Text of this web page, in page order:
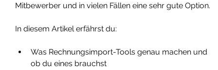
Mitbewerber und in vielen Fällen eine sehr gute Option.
In diesem Artikel erfährst du:
Was Rechnungsimport-Tools genau machen und
ob du eines brauchst